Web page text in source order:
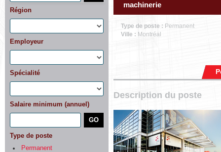
Région
Employeur
Spécialité
Salaire minimum (annuel)
Type de poste
Permanent
machinerie
Type de poste : Permanent
Ville : Montréal
Description du poste